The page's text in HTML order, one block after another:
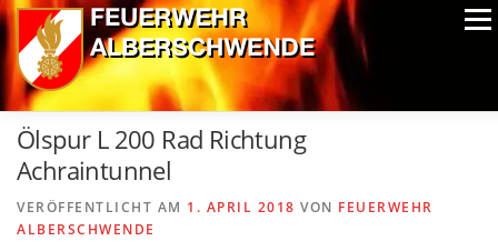
Zum
Inhalt
springen
Menü
ALPIN-NASSWETTBEWERB MITGLIEDER
AUSRÜSTUNG CHRONIK EXTRAS
Ölspur L 200 Rad Richtung
Achraintunnel
VERÖFFENTLICHT AM 1. APRIL 2018 VON FEUERWEHR
ALBERSCHWENDE